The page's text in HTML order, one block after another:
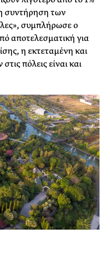
συντήρηση των
συμπλήρωσε ο
αποτελεσματική για
η εκτεταμένη και
πόλεις είναι και